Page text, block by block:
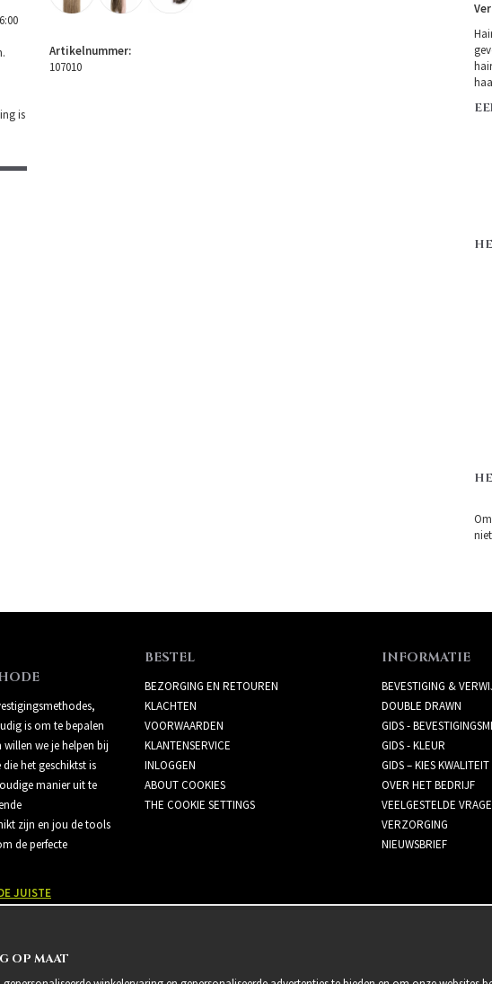
is
Artikelnummer:
107010
is om te bepalen
we je helpen bij
het geschiktst is
manier uit te
zijn en jou de tools
de perfecte
JUISTE
BESTEL
BEZORGING EN RETOUREN
KLACHTEN
VOORWAARDEN
KLANTENSERVICE
INLOGGEN
ABOUT COOKIES
THE COOKIE SETTINGS
INFORMATIE
BEVESTIGING &
DOUBLE DRAWN
GIDS -
GIDS - KLEUR
GIDS – KIES KWALITEIT
OVER HET BEDRIJF
VEELGESTELDE
VERZORGING
NIEUWSBRIEF
OP MAAT